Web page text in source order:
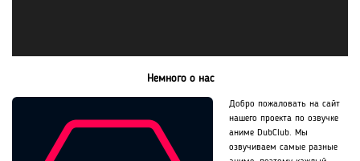
Немного о нас
Добро пожаловать на сайт
нашего проекта по озвучке
аниме DubClub. Мы
озвучиваем самые разные